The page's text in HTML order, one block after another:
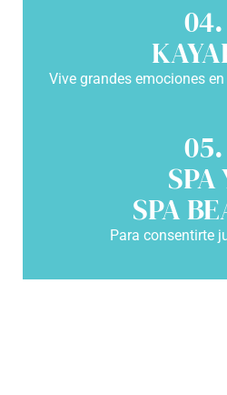
04.
Vive grandes emociones
05.
SPA
SPA
Para consentirte